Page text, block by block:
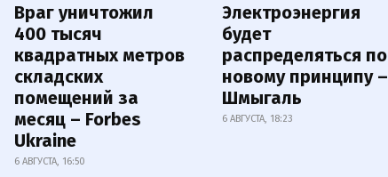
Враг уничтожил
400 тысяч
квадратных метров
складских
помещений за
месяц – Forbes
Ukraine
6 АВГУСТА, 16:50
Электроэнергия
будет
распределяться по
новому принципу –
Шмыгаль
6 АВГУСТА, 18:23